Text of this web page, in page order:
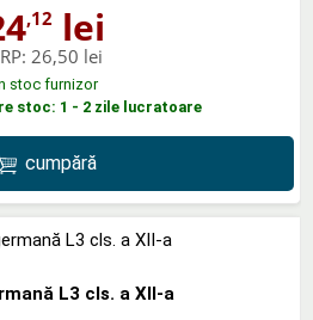
,12 lei
26,50 lei
stoc furnizor
stoc: 1 - 2 zile lucratoare
cumpără
L3 cls. a XII-a